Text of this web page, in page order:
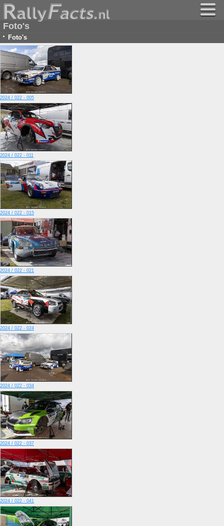
Foto's
· Foto's
2024 / 022 - 005
2024 / 022 - 011
2024 / 022 - 015
2024 / 022 - 021
2024 / 022 - 024
2024 / 022 - 034
2024 / 022 - 037
2024 / 022 - 041